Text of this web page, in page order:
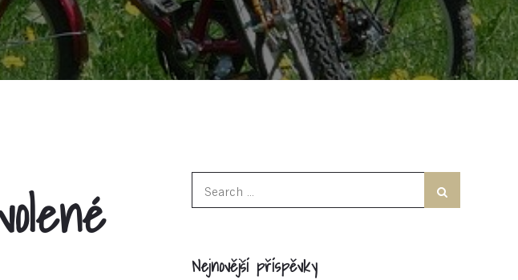
for:
Nejnovější příspěvky